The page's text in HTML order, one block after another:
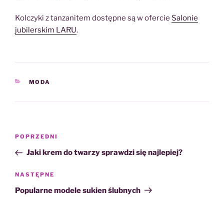
Kolczyki z tanzanitem dostępne są w ofercie Salonie
jubilerskim LARU.
KATEGORIE
MODA
Nawigacja
Poprzedni
wpis
POPRZEDNI
Jaki krem do twarzy sprawdzi się najlepiej?
Następny
wpis
NASTĘPNE
Popularne modele sukien ślubnych